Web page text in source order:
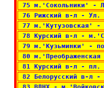
75 м.'Сокольники' -
76 Рижский в-л - Ул.
77 м.'Кутузовская' -
78 Курский в-л -
79 м.'Кузьминки' -
80
81 Курский в-л - пл.
82 Белорусский в-л -